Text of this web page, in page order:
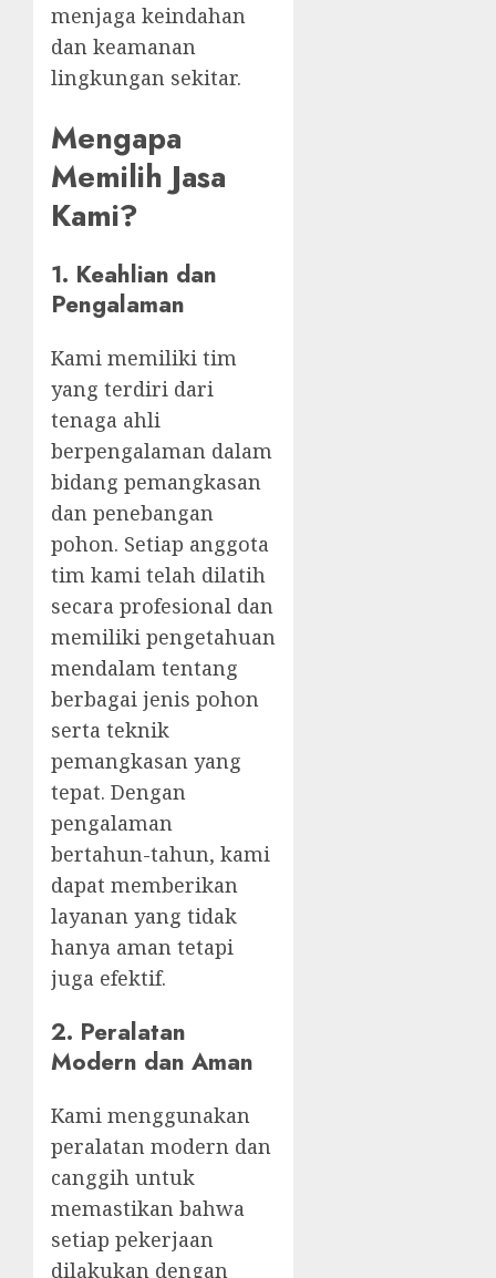
menjaga keindahan
dan keamanan
lingkungan sekitar.
Mengapa
Memilih Jasa
Kami?
1. Keahlian dan
Pengalaman
Kami memiliki tim
yang terdiri dari
tenaga ahli
berpengalaman dalam
bidang pemangkasan
dan penebangan
pohon. Setiap anggota
tim kami telah dilatih
secara profesional dan
memiliki pengetahuan
mendalam tentang
berbagai jenis pohon
serta teknik
pemangkasan yang
tepat. Dengan
pengalaman
bertahun-tahun, kami
dapat memberikan
layanan yang tidak
hanya aman tetapi
juga efektif.
2. Peralatan
Modern dan Aman
Kami menggunakan
peralatan modern dan
canggih untuk
memastikan bahwa
setiap pekerjaan
dilakukan dengan